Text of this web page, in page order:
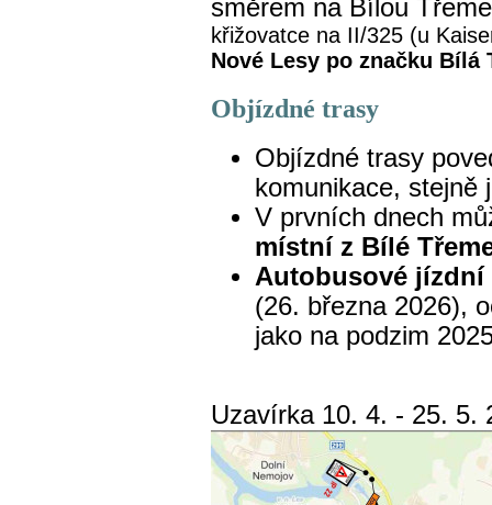
směrem na Bílou
křižovatce na II/325 (u
Nové Lesy po značku Bílá
Objízdné trasy
Objízdné trasy
komunikace, stejně
V prvních dnech
místní z Bílé
Autobusové jízdní
(26. března 2026),
jako na podzim
Uzavírka 10. 4. - 25. 5.